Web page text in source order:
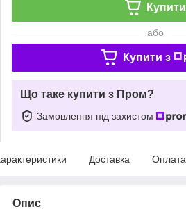
Купити
або
Купити з
Що таке купити з Пром?
Замовлення під захистом
Доставка Оплата
Опис